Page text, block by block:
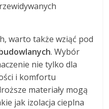
warto także wziąć pod
. Wybór
nie tylko dla
i komfortu
materiały mogą
jak izolacja cieplna